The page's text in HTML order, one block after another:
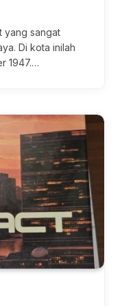
yang sangat
Di kota inilah
1947.…